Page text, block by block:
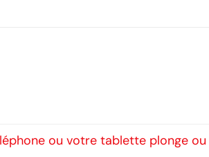
ou votre tablette plonge